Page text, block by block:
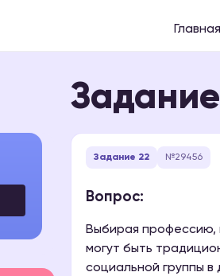
Главная
Задание 22 №29456
Вопрос:
Выбирая профессию,
могут быть
социальной группы